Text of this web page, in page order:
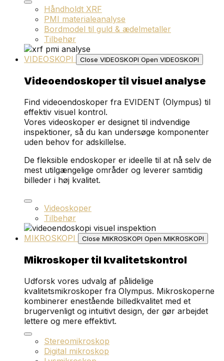
Håndholdt XRF
PMI materialeanalyse
Bordmodel til guld & ædelmetaller
Tilbehør
VIDEOSKOPI
Close VIDEOSKOPI Open VIDEOSKOPI
Videoendoskoper til visuel analyse
Find videoendoskoper fra EVIDENT (Olympus) til
effektiv visuel kontrol.
Vores videoskoper er designet til indvendige
inspektioner, så du kan undersøge komponenter
uden behov for adskillelse.
De fleksible endoskoper er ideelle til at nå selv de
mest utilgængelige områder og leverer samtidig
billeder i høj kvalitet.
Videoskoper
Tilbehør
MIKROSKOPI
Close MIKROSKOPI Open MIKROSKOPI
Mikroskoper til kvalitetskontrol
Udforsk vores udvalg af pålidelige
kvalitetsmikroskoper fra Olympus. Mikroskoperne
kombinerer enestående billedkvalitet med et
brugervenligt og intuitivt design, der gør arbejdet
lettere og mere effektivt.
Stereomikroskop
Digital mikroskop